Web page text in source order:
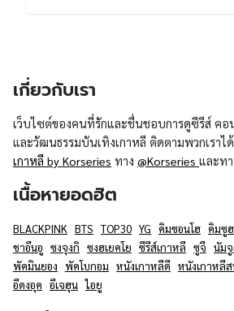
เกี่ยวกับเรา
เว็บไซต์ของคนที่รักและชื่นชอบการดูซีรีส์ คอ
และวัฒนธรรมบันเทิงเกาหลี ติดตามพวกเราไ
เกาหลี by Korseries ทาง @Korseries และทา
เนื้อหายอดฮิต
BLACKPINK BTS TOP30 YG คิมซอนโฮ คิมซู
ชาอึนอู ซงจุงกิ ซงฮเยคโย ซีรีส์เกาหลี ซูจี นัม
พัคมินยอง พัคโบกอม หนังเกาหลีดี หนังเกาหลี
อีดงอุค อีเจฮุน ไอยู